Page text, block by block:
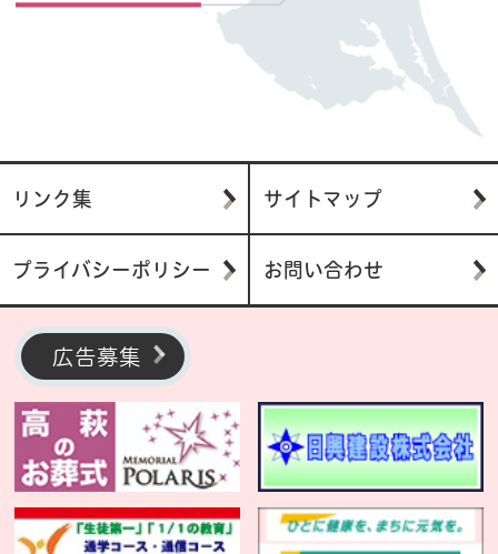
リンク集 サイトマップ
プライバシーポリシー お問い合わせ
広告募集